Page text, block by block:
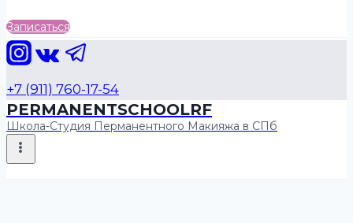
Записаться
+7 (911) 760-17-54
PERMANENTSCHOOLRF
Школа-Студия Перманентного Макияжа в СПб